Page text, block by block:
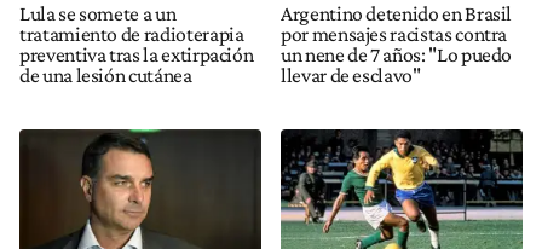
Lula se somete a un
tratamiento de radioterapia
preventiva tras la extirpación
de una ‌lesión cutánea
Argentino detenido en Brasil
por mensajes racistas contra
un nene de 7 años: "Lo puedo
llevar de esclavo"